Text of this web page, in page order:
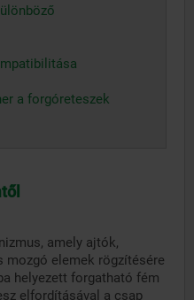
a forgóreteszek
amely ajtók,
mozgó elemek rögzítésére
helyezett forgatható fém
elfordításával a csap